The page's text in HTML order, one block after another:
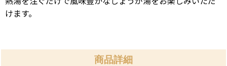
けます。
商品詳細